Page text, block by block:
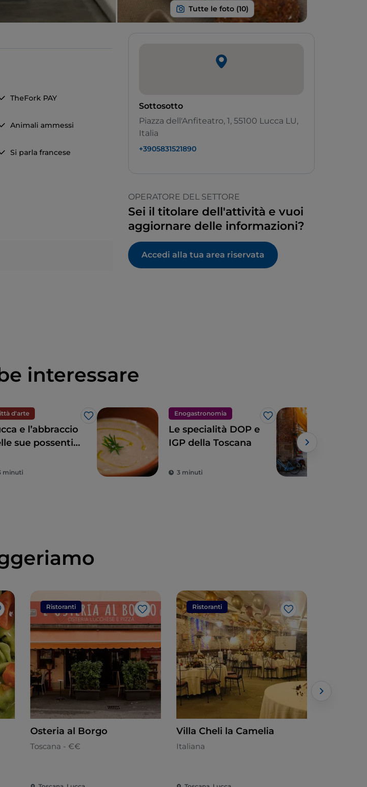
TheFork PAY
Animali ammessi
Si parla francese
Sottosotto
Piazza dell'Anfiteatro, 1, 55100 Lucca LU,
Italia
+3905831521890
OPERATORE DEL SETTORE
Sei il titolare dell'attività e vuoi
aggiornare delle informazioni?
Accedi alla tua area riservata
interessare
d'arte
Like
e l’abbraccio
sue possenti
minuti
Enogastronomia
Like
Le specialità DOP e
IGP della Toscana
3 minuti
Ristoranti
Like
Osteria al Borgo
Toscana - €€
Ristoranti
Like
Villa Cheli la Camelia
Italiana